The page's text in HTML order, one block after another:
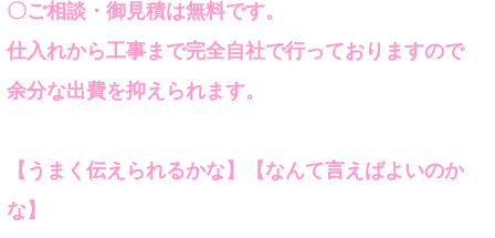
〇ご相談・御見積は無料です。
仕入れから工事まで完全自社で行っておりますので
余分な出費を抑えられます。
【うまく伝えられるかな】【なんて言えばよいのか
な】